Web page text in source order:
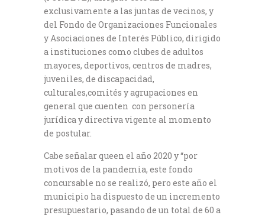
exclusivamente a las juntas de vecinos, y
del Fondo de Organizaciones Funcionales
y Asociaciones de Interés Público, dirigido
a instituciones como clubes de adultos
mayores, deportivos, centros de madres,
juveniles, de discapacidad,
culturales,comités y agrupaciones en
general que cuenten con personería
jurídica y directiva vigente al momento
de postular.
Cabe señalar queen el año 2020 y “por
motivos de la pandemia, este fondo
concursable no se realizó, pero este año el
municipio ha dispuesto de un incremento
presupuestario, pasando de un total de 60 a